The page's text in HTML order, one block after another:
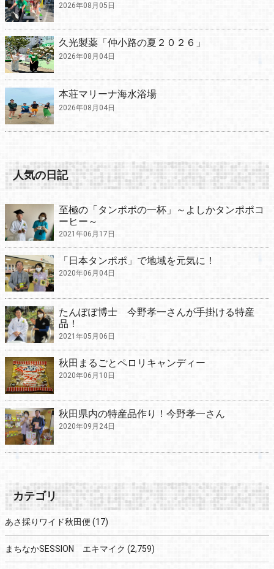
2026年08月05日
久光製薬「仲小路の夏２０２６」
2026年08月04日
本荘マリーナ海水浴場
2026年08月04日
人気の日記
至極の「タンポポの一杯」～よしかタンポポコ
ーヒー～
2021年06月17日
「日本タンポポ」で地域を元気に！
2020年06月04日
たんぽぽ博士 今野孝一さんが手掛ける特産
品！
2021年05月06日
秋田まるごとペロリキャンディー
2020年06月10日
秋田県内の特産品作り！今野孝一さん
2020年09月24日
カテゴリ
あさ採りワイド秋田便 (17)
まちなかSESSION エキマイク (2,759)